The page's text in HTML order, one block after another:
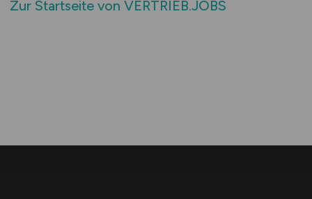
Zur Startseite von VERTRIEB.JOBS